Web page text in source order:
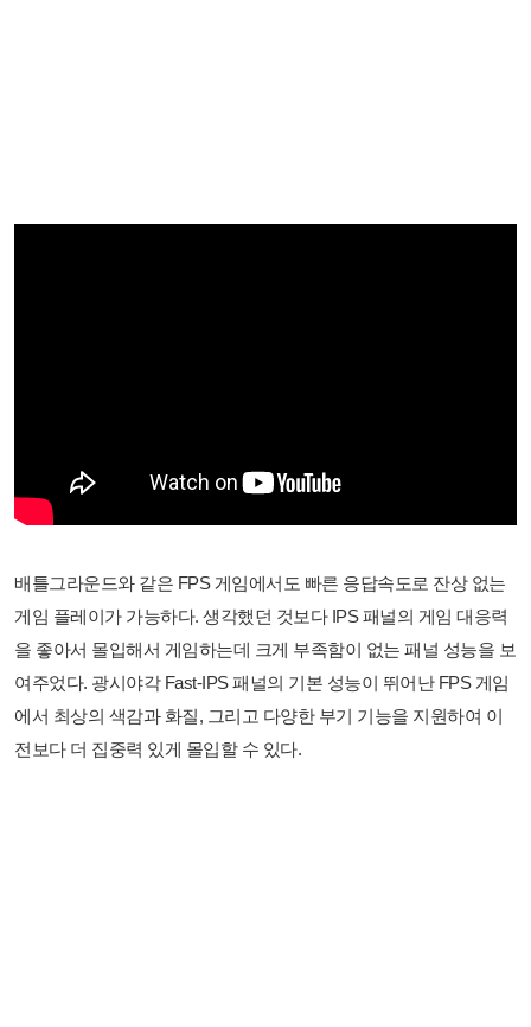
배틀그라운드와 같은 FPS 게임에서도 빠른 응답속도로 잔상 없는
게임 플레이가 가능하다. 생각했던 것보다 IPS 패널의 게임 대응력
을 좋아서 몰입해서 게임하는데 크게 부족함이 없는 패널 성능을 보
여주었다. 광시야각 Fast-IPS 패널의 기본 성능이 뛰어난 FPS 게임
에서 최상의 색감과 화질, 그리고 다양한 부기 기능을 지원하여 이
전보다 더 집중력 있게 몰입할 수 있다.